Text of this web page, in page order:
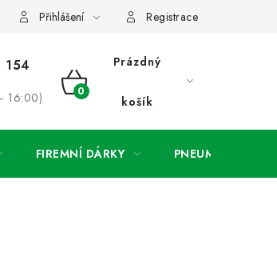
ochrany osobních údajů O společnosti a
Přihlášení Registrace
154
16:00)
NÁKUPNÍ
KOŠÍK
Prázdný
košík
FIREMNÍ DÁRKY PNEUMATIKY